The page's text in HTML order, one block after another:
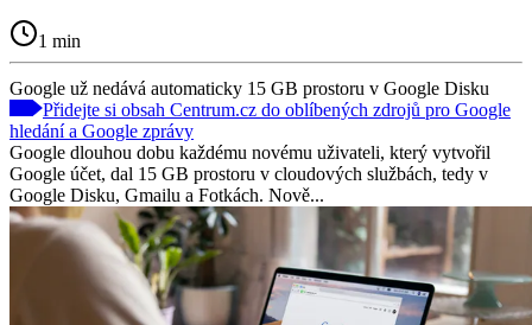
1 min
Google už nedává automaticky 15 GB prostoru v Google Disku
Přidejte si obsah Centrum.cz do oblíbených zdrojů pro Google
hledání a Google zprávy
Google dlouhou dobu každému novému uživateli, který vytvořil
Google účet, dal 15 GB prostoru v cloudových službách, tedy v
Google Disku, Gmailu a Fotkách. Nově...